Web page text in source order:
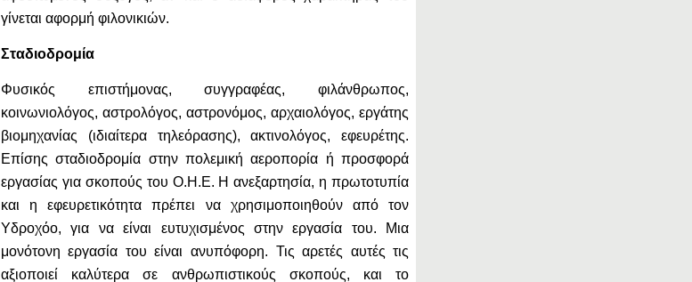
γίνεται αφορμή φιλονικιών.
Σταδιοδρομία
Φυσικός επιστήμονας, συγγραφέας, φιλάνθρωπος,
κοινωνιολόγος, αστρολόγος, αστρονόμος, αρχαιολόγος, εργάτης
βιομηχανίας (ιδιαίτερα τηλεόρασης), ακτινολόγος, εφευρέτης.
Επίσης σταδιοδρομία στην πολεμική αεροπορία ή προσφορά
εργασίας για σκοπούς του Ο.Η.Ε. Η ανεξαρτησία, η πρωτοτυπία
και η εφευρετικότητα πρέπει να χρησιμοποιηθούν από τον
Υδροχόο, για να είναι ευτυχισμένος στην εργασία του. Μια
μονότονη εργασία του είναι ανυπόφορη. Τις αρετές αυτές τις
αξιοποιεί καλύτερα σε ανθρωπιστικούς σκοπούς, και το